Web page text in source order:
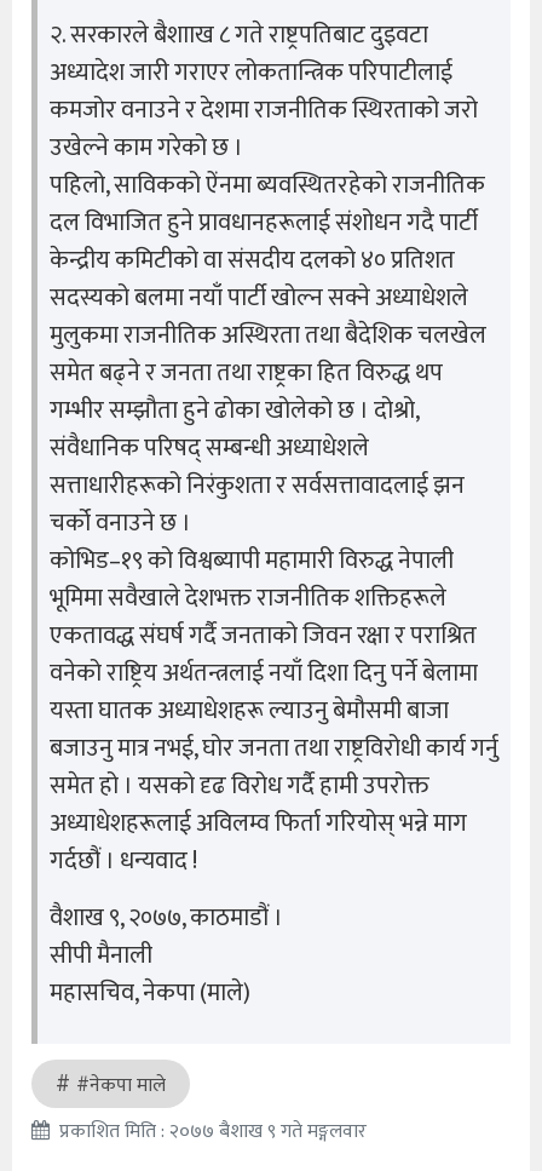
२. सरकारले बैशााख ८ गते राष्ट्रपतिबाट दुइवटा
अध्यादेश जारी गराएर लोकतान्त्रिक परिपाटीलाई
कमजोर वनाउने र देशमा राजनीतिक स्थिरताको जरो
उखेल्ने काम गरेको छ ।
पहिलो, साविकको ऐंनमा ब्यवस्थितरहेको राजनीतिक
दल विभाजित हुने प्रावधानहरूलाई संशोधन गदै पार्टी
केन्द्रीय कमिटीको वा संसदीय दलको ४० प्रतिशत
सदस्यको बलमा नयाँ पार्टी खोल्न सक्ने अध्याधेशले
मुलुकमा राजनीतिक अस्थिरता तथा बैदेशिक चलखेल
समेत बढ्ने र जनता तथा राष्ट्रका हित विरुद्ध थप
गम्भीर सम्झौता हुने ढोका खोलेको छ । दोश्रो,
संवैधानिक परिषद् सम्बन्धी अध्याधेशले
सत्ताधारीहरूको निरंकुशता र सर्वसत्तावादलाई झन
चर्को वनाउने छ ।
कोभिड–१९ को विश्वब्यापी महामारी विरुद्ध नेपाली
भूमिमा सवैखाले देशभक्त राजनीतिक शक्तिहरूले
एकतावद्ध संघर्ष गर्दै जनताको जिवन रक्षा र पराश्रित
वनेको राष्ट्रिय अर्थतन्त्रलाई नयाँ दिशा दिनु पर्ने बेलामा
यस्ता घातक अध्याधेशहरू ल्याउनु बेमौसमी बाजा
बजाउनु मात्र नभई, घोर जनता तथा राष्ट्रविरोधी कार्य गर्नु
समेत हो । यसको दृढ विरोध गर्दै हामी उपरोक्त
अध्याधेशहरूलाई अविलम्व फिर्ता गरियोस् भन्ने माग
गर्दछौं । धन्यवाद !
वैशाख ९, २०७७, काठमाडौं ।
सीपी मैनाली
महासचिव, नेकपा (माले)
#नेकपा माले
प्रकाशित मिति : २०७७ बैशाख ९ गते मङ्गलवार